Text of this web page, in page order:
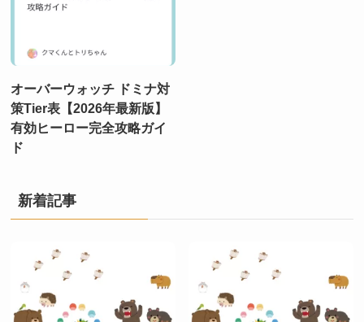
オーバーウォッチ ドミナ対
策Tier表【2026年最新版】
有効ヒーロー完全攻略ガイ
ド
新着記事